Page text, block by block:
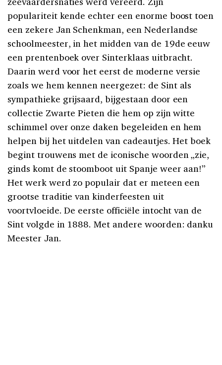
populariteit kende echter een enorme boost toen
een zekere Jan Schenkman, een Nederlandse
schoolmeester, in het midden van de 19de eeuw
een prentenboek over Sinterklaas uitbracht.
Daarin werd voor het eerst de moderne versie
zoals we hem kennen neergezet: de Sint als
sympathieke grijsaard, bijgestaan door een
collectie Zwarte Pieten die hem op zijn witte
schimmel over onze daken begeleiden en hem
helpen bij het uitdelen van cadeautjes. Het boek
begint trouwens met de iconische woorden „zie,
ginds komt de stoomboot uit Spanje weer aan!”
Het werk werd zo populair dat er meteen een
grootse traditie van kinderfeesten uit
voortvloeide. De eerste officiële intocht van de
Sint volgde in 1888. Met andere woorden: danku
Meester Jan.